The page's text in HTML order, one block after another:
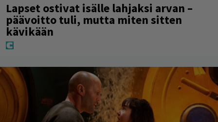
Lapset ostivat isälle lahjaksi arvan –
päävoitto tuli, mutta miten sitten
kävikään